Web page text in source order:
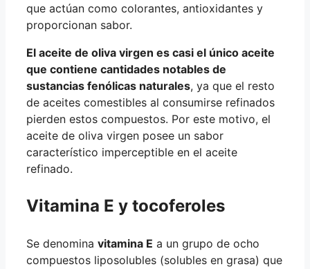
que actúan como colorantes, antioxidantes y
proporcionan sabor.
El aceite de oliva virgen es casi el único aceite
que contiene cantidades notables de
sustancias fenólicas naturales, ya que el resto
de aceites comestibles al consumirse refinados
pierden estos compuestos. Por este motivo, el
aceite de oliva virgen posee un sabor
característico imperceptible en el aceite
refinado.
Vitamina E y tocoferoles
Se denomina vitamina E a un grupo de ocho
compuestos liposolubles (solubles en grasa) que